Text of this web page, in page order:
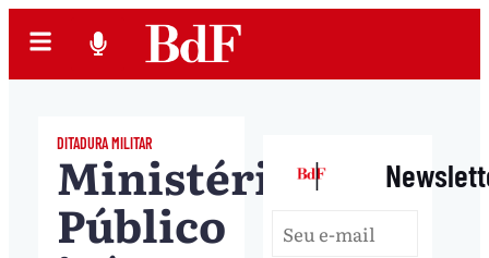
DITADURA MILITAR
Ministério
Público
|